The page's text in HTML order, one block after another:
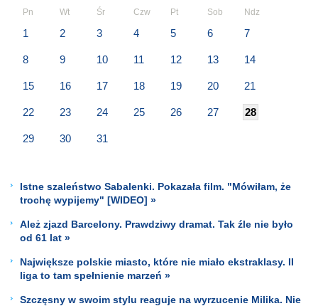
Pn Wt Śr Czw Pt Sob Ndz
1 2 3 4 5 6 7
8 9 10 11 12 13 14
15 16 17 18 19 20 21
22 23 24 25 26 27 28
29 30 31
Istne szaleństwo Sabalenki. Pokazała film. "Mówiłam, że
trochę wypijemy" [WIDEO] »
Ależ zjazd Barcelony. Prawdziwy dramat. Tak źle nie było
od 61 lat »
Największe polskie miasto, które nie miało ekstraklasy. II
liga to tam spełnienie marzeń »
Szczęsny w swoim stylu reaguje na wyrzucenie Milika. Nie